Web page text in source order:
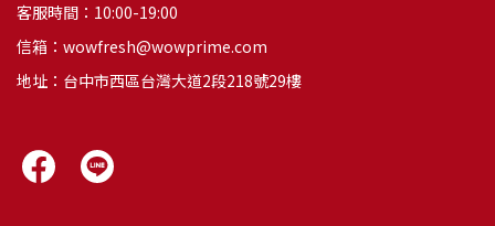
客服時間：10:00-19:00
信箱：wowfresh@wowprime.com
地址：台中市西區台灣大道2段218號29樓